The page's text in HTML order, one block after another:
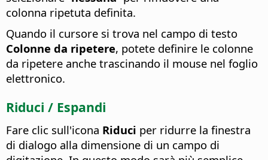
colonna ripetuta definita.
Quando il cursore si trova nel campo di testo
Colonne da ripetere, potete definire le colonne
da ripetere anche trascinando il mouse nel foglio
elettronico.
Riduci / Espandi
Fare clic sull'icona Riduci per ridurre la finestra
di dialogo alla dimensione di un campo di